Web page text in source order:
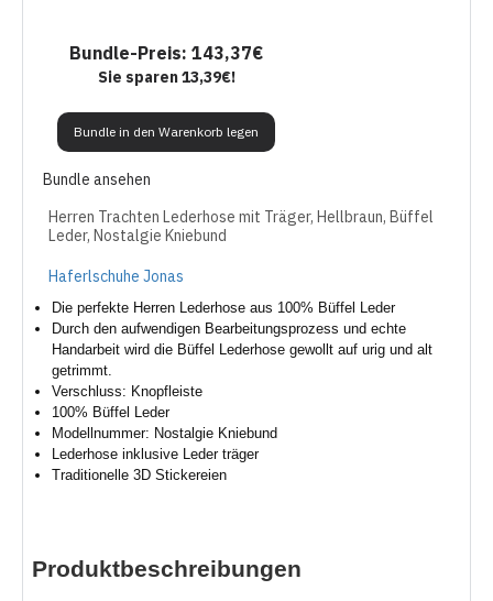
Bundle-Preis: 143,37€
Sie sparen 13,39€!
Bundle in den Warenkorb legen
Bundle ansehen
Herren Trachten Lederhose mit Träger, Hellbraun, Büffel
Leder, Nostalgie Kniebund
Haferlschuhe Jonas
Die perfekte Herren Lederhose aus 100% Büffel Leder
Durch den aufwendigen Bearbeitungsprozess und echte
Handarbeit wird die Büffel Lederhose gewollt auf urig und alt
getrimmt.
Verschluss: Knopfleiste
100% Büffel Leder
Modellnummer: Nostalgie Kniebund
Lederhose inklusive Leder träger
Traditionelle 3D Stickereien
Produktbeschreibungen